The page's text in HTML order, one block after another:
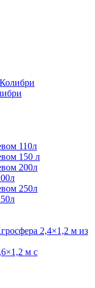
110л
150 л
200л
250л
2,4×1,2 м из
м с